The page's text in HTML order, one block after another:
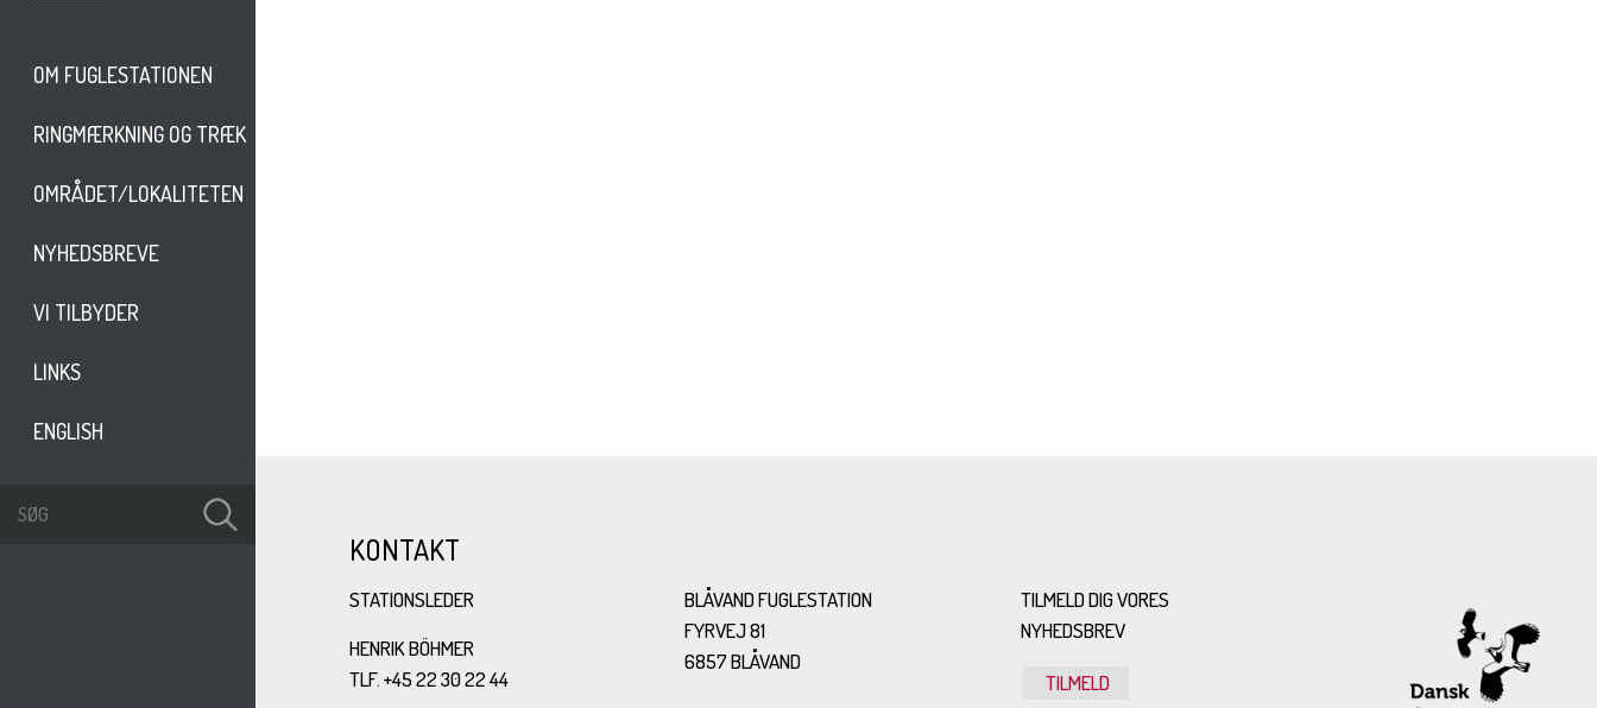
OM FUGLESTATIONEN
RINGMÆRKNING OG TRÆK
OMRÅDET/LOKALITETEN
NYHEDSBREVE
VI TILBYDER
LINKS
ENGLISH
KONTAKT
STATIONSLEDER
HENRIK BÖHMER
TLF. +45 22 30 22 44
BLÅVAND FUGLESTATION
FYRVEJ 81
6857 BLÅVAND
TILMELD DIG VORES
NYHEDSBREV
TILMELD